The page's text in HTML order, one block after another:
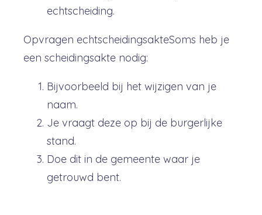
echtscheiding.
Opvragen echtscheidingsakteSoms heb je
een scheidingsakte nodig:
Bijvoorbeeld bij het wijzigen van je
naam.
Je vraagt deze op bij de burgerlijke
stand.
Doe dit in de gemeente waar je
getrouwd bent.